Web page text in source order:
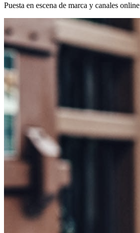
Puesta en escena de marca y canales online